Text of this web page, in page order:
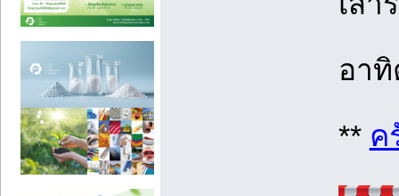
อา
** ค